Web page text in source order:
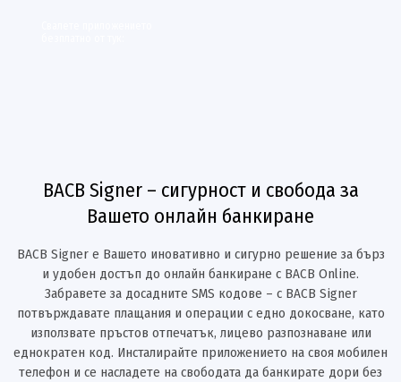
BACB Signer – сигурност и свобода за
Вашето онлайн банкиране
BACB Signer е Вашето иновативно и сигурно решение за бърз
и удобен достъп до онлайн банкиране с BACB Online.
Забравете за досадните SMS кодове – с BACB Signer
потвърждавате плащания и операции с едно докосване, като
използвате пръстов отпечатък, лицево разпознаване или
еднократен код. Инсталирайте приложението на своя мобилен
телефон и се насладете на свободата да банкирате дори без